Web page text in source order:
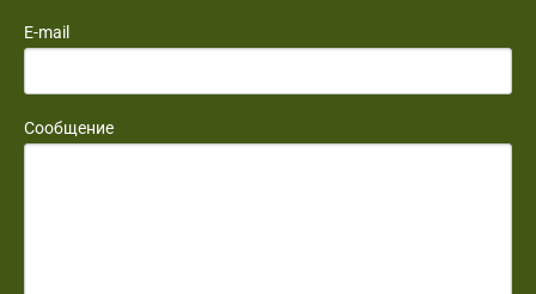
E-mail
Сообщение